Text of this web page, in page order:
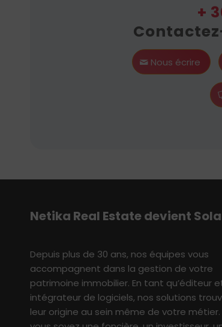
+
Nous écrire
Netika Real Estatedevient S
Depuis plus de 30 ans, nos équipes vous
accompagnent dans la gestion de votre
patrimoine immobilier. En tant qu’éditeur
intégrateur de logiciels, nos solutions t
leur origine au sein même de votre métier.